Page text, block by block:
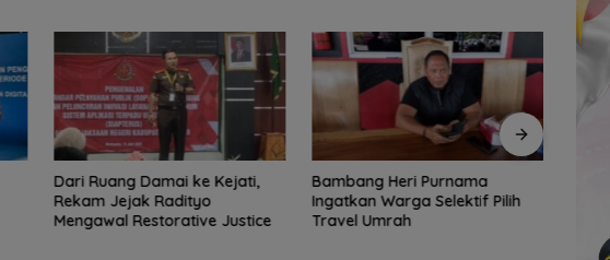
Bambang Heri Purnama
Ingatkan Warga Selektif Pilih
Travel Umrah
Bangun Banua Gandeng Media,
Perkuat Transparansi